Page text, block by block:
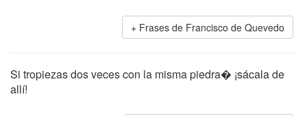
Frases de Francisco de Quevedo
Si tropiezas dos veces con la misma piedra� ¡sácala de
allí!